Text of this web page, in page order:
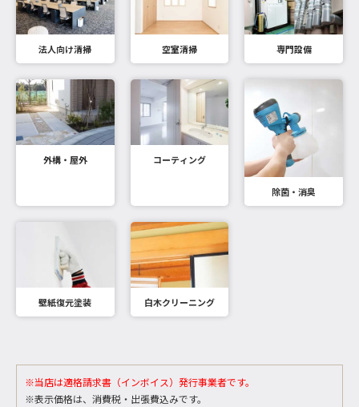
法人向け清掃 空室清掃 専門設備
外構・屋外 コーティング
除菌・消臭
壁紙復元塗装 白木クリーニング
※当店は適格請求書（インボイス）発行事業者です。
※表示価格は、消費税・出張費込みです。